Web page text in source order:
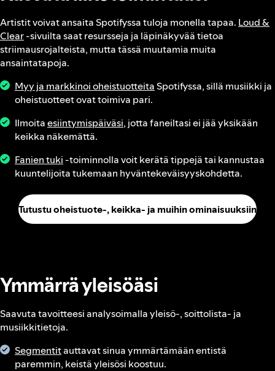
Artistit voivat ansaita Spotifyssa tuloja monella tapaa. Loud &
Clear‑sivuilta saat resursseja ja läpinäkyvää tietoa
striimausrojalteista, mutta tässä muutamia muita
ansaintatapoja.
Myy ja markkinoi oheistuotteitaSpotifyssa, sillä musiikki ja
oheistuotteet ovat toimiva pari.
Ilmoitaesiintymispäiväsi, jotta faneiltasi ei jää yksikään
keikka näkemättä.
Fanien tuki‑toiminnolla voit kerätä tippejä tai kannustaa
kuuntelijoita tukemaan hyväntekeväisyyskohdetta.
Tutustu oheistuote-, keikka- ja muihin ominaisuuksiin
Ymmärrä yleisöäsi
Saavuta tavoitteesi analysoimalla yleisö-, soittolista- ja
musiikkitietoja.
Segmentitauttavat sinua ymmärtämään entistä
paremmin, keistä yleisösi koostuu.